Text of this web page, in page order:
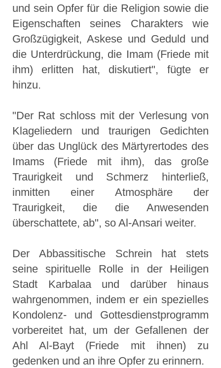
und sein Opfer für die Religion sowie die
Eigenschaften seines Charakters wie
Großzügigkeit, Askese und Geduld und
die Unterdrückung, die Imam (Friede mit
ihm) erlitten hat, diskutiert", fügte er
hinzu.
"Der Rat schloss mit der Verlesung von
Klageliedern und traurigen Gedichten
über das Unglück des Märtyrertodes des
Imams (Friede mit ihm), das große
Traurigkeit und Schmerz hinterließ,
inmitten einer Atmosphäre der
Traurigkeit, die die Anwesenden
überschattete, ab", so Al-Ansari weiter.
Der Abbassitische Schrein hat stets
seine spirituelle Rolle in der Heiligen
Stadt Karbalaa und darüber hinaus
wahrgenommen, indem er ein spezielles
Kondolenz- und Gottesdienstprogramm
vorbereitet hat, um der Gefallenen der
Ahl Al-Bayt (Friede mit ihnen) zu
gedenken und an ihre Opfer zu erinnern.